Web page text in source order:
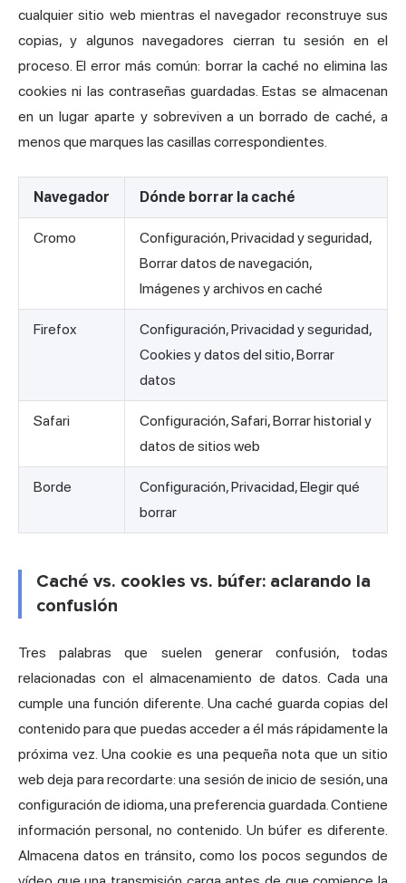
cualquier sitio web mientras el navegador reconstruye sus
copias, y algunos navegadores cierran tu sesión en el
proceso. El error más común: borrar la caché no elimina las
cookies ni las contraseñas guardadas. Estas se almacenan
en un lugar aparte y sobreviven a un borrado de caché, a
menos que marques las casillas correspondientes.
Navegador Dónde borrar la caché
Cromo
Configuración, Privacidad y seguridad,
Borrar datos de navegación,
Imágenes y archivos en caché
Firefox
Configuración, Privacidad y seguridad,
Cookies y datos del sitio, Borrar
datos
Safari
Configuración, Safari, Borrar historial y
datos de sitios web
Borde
Configuración, Privacidad, Elegir qué
borrar
Caché vs. cookies vs. búfer: aclarando la
confusión
Tres palabras que suelen generar confusión, todas
relacionadas con el almacenamiento de datos. Cada una
cumple una función diferente. Una caché guarda copias del
contenido para que puedas acceder a él más rápidamente la
próxima vez. Una cookie es una pequeña nota que un sitio
web deja para recordarte: una sesión de inicio de sesión, una
configuración de idioma, una preferencia guardada. Contiene
información personal, no contenido. Un búfer es diferente.
Almacena datos en tránsito, como los pocos segundos de